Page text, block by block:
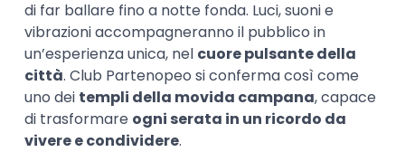
di far ballare fino a notte fonda. Luci, suoni e
vibrazioni accompagneranno il pubblico in
un’esperienza unica, nel cuore pulsante della
città. Club Partenopeo si conferma così come
uno dei templi della movida campana, capace
di trasformare ogni serata in un ricordo da
vivere e condividere.